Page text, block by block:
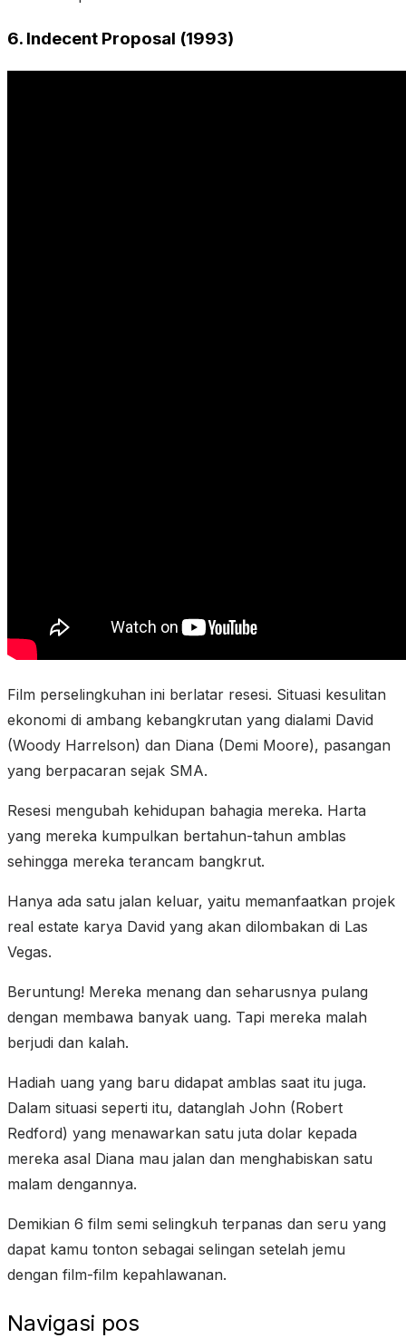
6. Indecent Proposal (1993)
Film perselingkuhan ini berlatar resesi. Situasi kesulitan
ekonomi di ambang kebangkrutan yang dialami David
(Woody Harrelson) dan Diana (Demi Moore), pasangan
yang berpacaran sejak SMA.
Resesi mengubah kehidupan bahagia mereka. Harta
yang mereka kumpulkan bertahun-tahun amblas
sehingga mereka terancam bangkrut.
Hanya ada satu jalan keluar, yaitu memanfaatkan projek
real estate karya David yang akan dilombakan di Las
Vegas.
Beruntung! Mereka menang dan seharusnya pulang
dengan membawa banyak uang. Tapi mereka malah
berjudi dan kalah.
Hadiah uang yang baru didapat amblas saat itu juga.
Dalam situasi seperti itu, datanglah John (Robert
Redford) yang menawarkan satu juta dolar kepada
mereka asal Diana mau jalan dan menghabiskan satu
malam dengannya.
Demikian 6 film semi selingkuh terpanas dan seru yang
dapat kamu tonton sebagai selingan setelah jemu
dengan film-film kepahlawanan.
Navigasi pos